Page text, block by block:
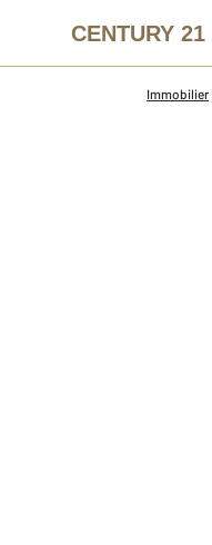
CENTURY 21
Immobilier